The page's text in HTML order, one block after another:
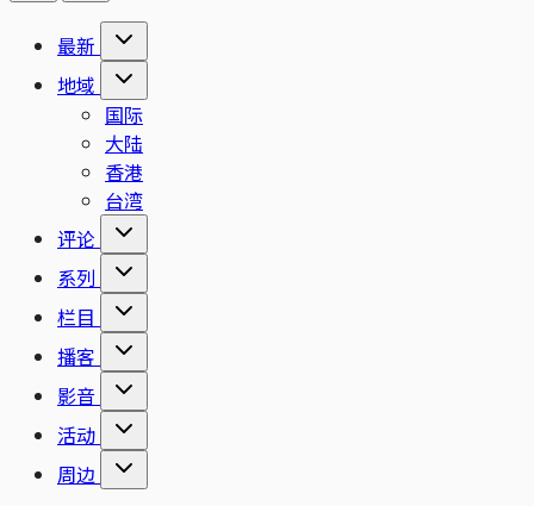
最新
地域
国际
大陆
香港
台湾
评论
系列
栏目
播客
影音
活动
周边